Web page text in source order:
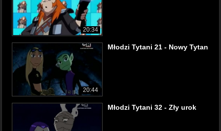
20:34
20:44
Młodzi Tytani 21 - Nowy Tytan
Młodzi Tytani 32 - Zły urok